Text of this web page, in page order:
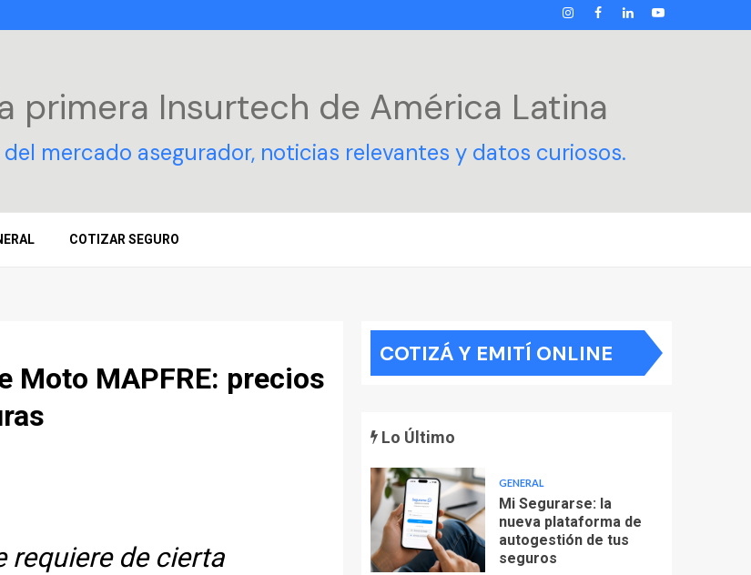
INSTAGRAM
FACEBOOK
LINKEDIN
YOUTUBE
primera Insurtech de América Latina
mercado asegurador, noticias relevantes y datos curiosos.
COTIZAR SEGURO
Moto MAPFRE: precios
requiere de cierta
COTIZÁ Y EMITÍ ONLINE
Lo Último
GENERAL
Mi Segurarse: la
nueva plataforma de
autogestión de tus
seguros